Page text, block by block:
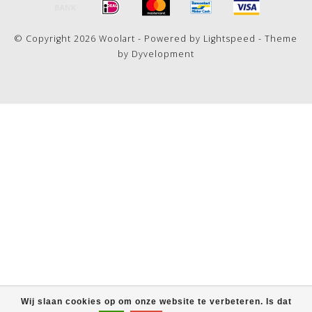
Wij slaan cookies op om onze website te verbeteren. Is dat
© Copyright 2026 Woolart - Powered by Lightspeed - Theme
by Dyvelopment